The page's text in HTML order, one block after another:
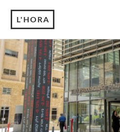
L'HORA